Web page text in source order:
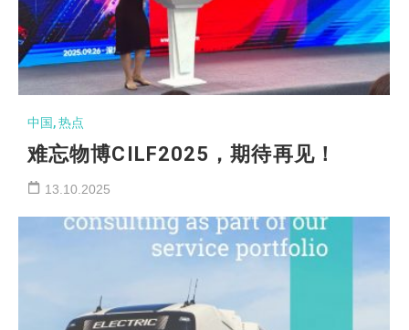
中国,热点
难忘物博CILF2025，期待再见！
13.10.2025